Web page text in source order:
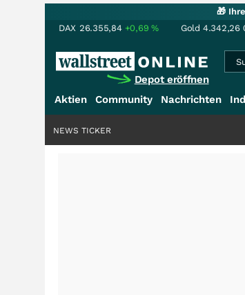
🎁
DAX 26.355,84 +0,69% Gold 4.342,26
Depot eröffnen
Aktien Community Nachrichten
NEWS TICKER